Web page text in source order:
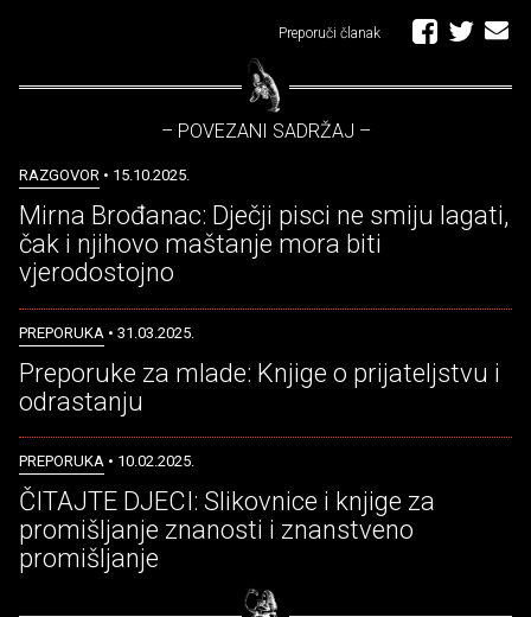
Preporuči članak
– POVEZANI SADRŽAJ –
RAZGOVOR • 15.10.2025.
Mirna Brođanac: Dječji pisci ne smiju lagati,
čak i njihovo maštanje mora biti
vjerodostojno
PREPORUKA • 31.03.2025.
Preporuke za mlade: Knjige o prijateljstvu i
odrastanju
PREPORUKA • 10.02.2025.
ČITAJTE DJECI: Slikovnice i knjige za
promišljanje znanosti i znanstveno
promišljanje